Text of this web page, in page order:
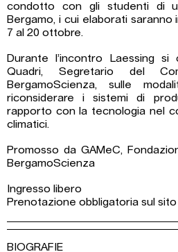
condotto con gli studenti di
Bergamo, i cui elaborati saranno
7 al 20 ottobre.
Durante l’incontro Laessing
Quadri, Segretario del
BergamoScienza, sulle
riconsiderare i sistemi di
rapporto con la tecnologia nel
climatici.
Promosso da GAMeC,
BergamoScienza
Ingresso libero
Prenotazione obbligatoria sul sito
BIOGRAFIE